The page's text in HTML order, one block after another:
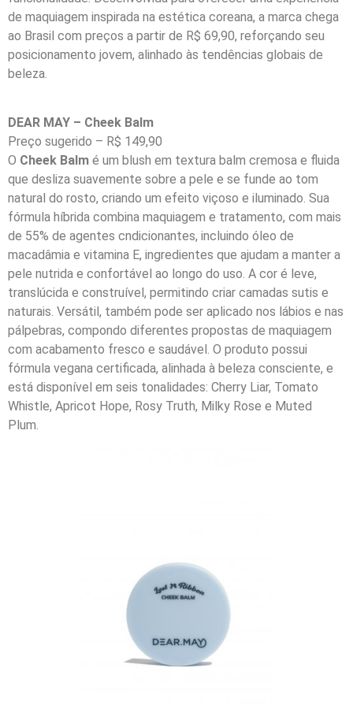
de maquiagem inspirada na estética coreana, a marca chega
ao Brasil com preços a partir de R$ 69,90, reforçando seu
posicionamento jovem, alinhado às tendências globais de
beleza.
DEAR MAY – Cheek Balm
Preço sugerido – R$ 149,90
O Cheek Balm é um blush em textura balm cremosa e fluida
que desliza suavemente sobre a pele e se funde ao tom
natural do rosto, criando um efeito viçoso e iluminado. Sua
fórmula híbrida combina maquiagem e tratamento, com mais
de 55% de agentes cndicionantes, incluindo óleo de
macadâmia e vitamina E, ingredientes que ajudam a manter a
pele nutrida e confortável ao longo do uso. A cor é leve,
translúcida e construível, permitindo criar camadas sutis e
naturais. Versátil, também pode ser aplicado nos lábios e nas
pálpebras, compondo diferentes propostas de maquiagem
com acabamento fresco e saudável. O produto possui
fórmula vegana certificada, alinhada à beleza consciente, e
está disponível em seis tonalidades: Cherry Liar, Tomato
Whistle, Apricot Hope, Rosy Truth, Milky Rose e Muted
Plum.